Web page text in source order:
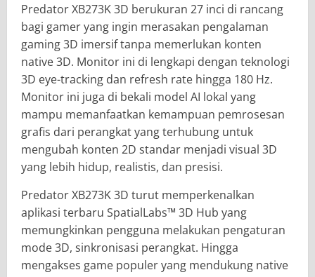
Predator XB273K 3D berukuran 27 inci di rancang
bagi gamer yang ingin merasakan pengalaman
gaming 3D imersif tanpa memerlukan konten
native 3D. Monitor ini di lengkapi dengan teknologi
3D eye-tracking dan refresh rate hingga 180 Hz.
Monitor ini juga di bekali model AI lokal yang
mampu memanfaatkan kemampuan pemrosesan
grafis dari perangkat yang terhubung untuk
mengubah konten 2D standar menjadi visual 3D
yang lebih hidup, realistis, dan presisi.
Predator XB273K 3D turut memperkenalkan
aplikasi terbaru SpatialLabs™ 3D Hub yang
memungkinkan pengguna melakukan pengaturan
mode 3D, sinkronisasi perangkat. Hingga
mengakses game populer yang mendukung native